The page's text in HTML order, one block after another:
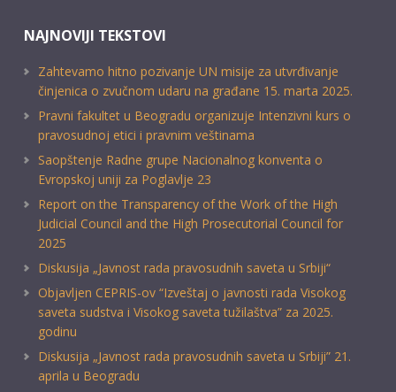
NAJNOVIJI TEKSTOVI
Zahtevamo hitno pozivanje UN misije za utvrđivanje
činjenica o zvučnom udaru na građane 15. marta 2025.
Pravni fakultet u Beogradu organizuje Intenzivni kurs o
pravosudnoj etici i pravnim veštinama
Saopštenje Radne grupe Nacionalnog konventa o
Evropskoj uniji za Poglavlje 23
Report on the Transparency of the Work of the High
Judicial Council and the High Prosecutorial Council for
2025
Diskusija „Javnost rada pravosudnih saveta u Srbiji“
Objavljen CEPRIS-ov “Izveštaj o javnosti rada Visokog
saveta sudstva i Visokog saveta tužilaštva” za 2025.
godinu
Diskusija „Javnost rada pravosudnih saveta u Srbiji” 21.
aprila u Beogradu